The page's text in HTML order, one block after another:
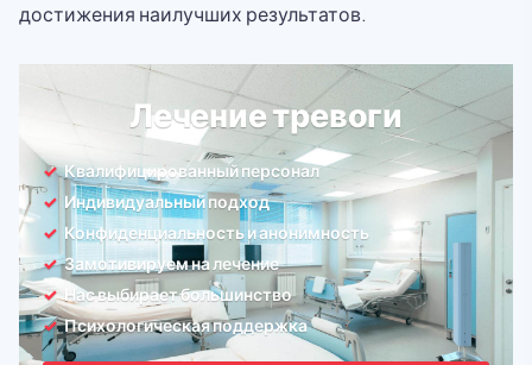
достижения наилучших результатов.
Лечение тревоги
Квалифицированный персонал
Индивидуальный подход
Конфиденциальность и анонимность
Замотивируем на лечение
Нас выбирает большинство
Психологическая поддержка